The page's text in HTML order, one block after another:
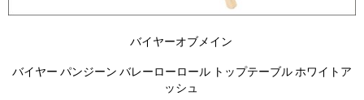
バイヤーオブメイン
バイヤー パンジーン バレーローロール トップテーブル ホワイトア
ッシュ